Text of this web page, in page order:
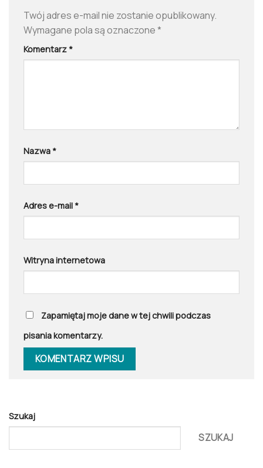
Twój adres e-mail nie zostanie opublikowany.
Wymagane pola są oznaczone*
Komentarz *
Nazwa *
Adres e-mail *
Witryna internetowa
Zapamiętaj moje dane w tej chwili podczas
pisania komentarzy.
Szukaj
SZUKAJ